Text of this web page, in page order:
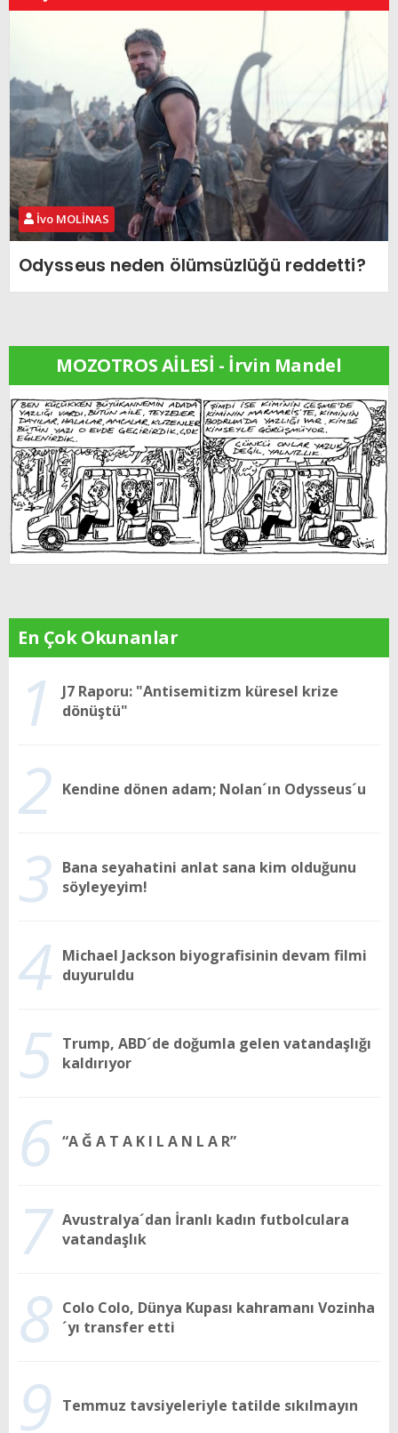
İvo MOLİNAS
Odysseus neden ölümsüzlüğü reddetti?
MOZOTROS AİLESİ - İrvin Mandel
En Çok Okunanlar
1
J7 Raporu: "Antisemitizm küresel krize
dönüştü"
2 Kendine dönen adam; Nolan´ın Odysseus´u
3 Bana seyahatini anlat sana kim olduğunu
söyleyeyim!
4 Michael Jackson biyografisinin devam filmi
duyuruldu
5 Trump, ABD´de doğumla gelen vatandaşlığı
kaldırıyor
6 “A Ğ A T A K I L A N L A R”
7 Avustralya´dan İranlı kadın futbolculara
vatandaşlık
8 Colo Colo, Dünya Kupası kahramanı Vozinha
´yı transfer etti
9 Temmuz tavsiyeleriyle tatilde sıkılmayın